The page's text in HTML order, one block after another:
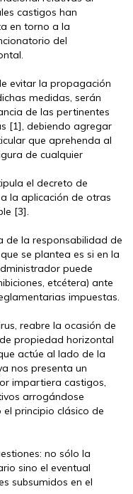
castigos han
en torno a la
del
evitar la propagación
medidas, serán
de las pertinentes
[1], debiendo agregar
que aprehenda al
de cualquier
el decreto de
la aplicación de otras
[3].
de la responsabilidad de
se plantea es si en la
puede
etcétera) ante
impuestas.
reabre la ocasión de
propiedad horizontal
actúe al lado de la
nos presenta un
impartiera castigos,
arrogándose
principio clásico de
no sólo la
sino el eventual
subsumidos en el